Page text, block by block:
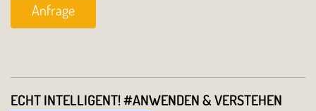
Anfrage
ECHT INTELLIGENT! #ANWENDEN & VERSTEHEN